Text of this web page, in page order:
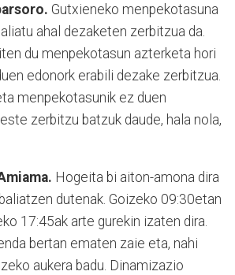
Gutxieneko menpekotasuna
ahal dezaketen zerbitzua da.
du menpekotasun azterketa hori
edonork erabili dezake zerbitzua.
menpekotasunik ez duen
zerbitzu batzuk daude, hala nola,
Hogeita bi aiton-amona dira
dutenak. Goizeko 09:30etan
17:45ak arte gurekin izaten dira.
bertan ematen zaie eta, nahi
aukera badu. Dinamizazio